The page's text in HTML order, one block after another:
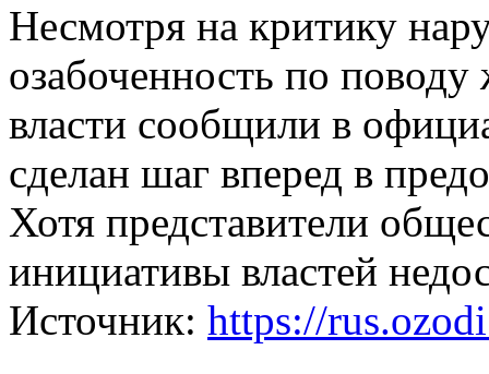
Несмотря на критику
озабоченность по
власти сообщили в
сделан шаг вперед в
Хотя представители
инициативы властей
Источник: https://